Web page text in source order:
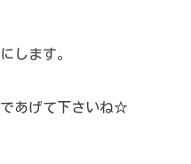
します。
あげて下さいね☆